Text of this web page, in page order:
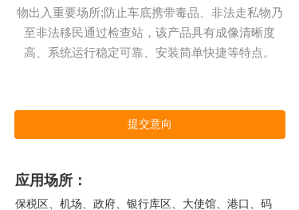
物出入重要场所;防止车底携带毒品、非法走私物乃
至非法移民通过检查站，该产品具有成像清晰度
高、系统运行稳定可靠、安装简单快捷等特点。
提交意向
应用场所：
保税区、机场、政府、银行库区、大使馆、港口、码